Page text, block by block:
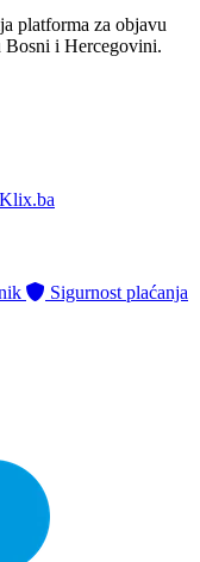
platforma za objavu
Bosni i Hercegovini.
Klix.ba
Sigurnost plaćanja